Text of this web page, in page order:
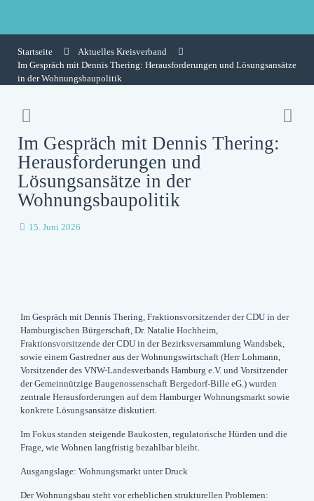
Startseite
Aktuelles Kreisverband
Im Gespräch mit Dennis Thering: Herausforderungen und Lösungsansätze
in der Wohnungsbaupolitik
Im Gespräch mit Dennis Thering:
Herausforderungen und
Lösungsansätze in der
Wohnungsbaupolitik
15. Juni 2026
Im Gespräch mit Dennis Thering, Fraktionsvorsitzender der CDU in der
Hamburgischen Bürgerschaft, Dr. Natalie Hochheim,
Fraktionsvorsitzende der CDU in der Bezirksversammlung Wandsbek,
sowie einem Gastredner aus der Wohnungswirtschaft (Herr Lohmann,
Vorsitzender des VNW-Landesverbands Hamburg e.V. und Vorsitzender
der Gemeinnützige Baugenossenschaft Bergedorf-Bille eG.) wurden
zentrale Herausforderungen auf dem Hamburger Wohnungsmarkt sowie
konkrete Lösungsansätze diskutiert.
Im Fokus standen steigende Baukosten, regulatorische Hürden und die
Frage, wie Wohnen langfristig bezahlbar bleibt.
Ausgangslage: Wohnungsmarkt unter Druck
Der Wohnungsbau steht vor erheblichen strukturellen Problemen: